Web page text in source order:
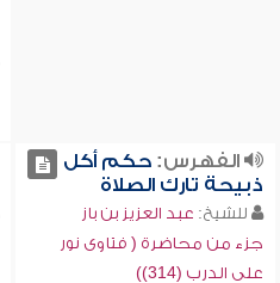
الفهرس:حكم أكل
ذبيحة تارك الصلاة
للشيخ: عبد العزيز بن باز
جزء من محاضرة ( فتاوى نور
على الدرب (314))